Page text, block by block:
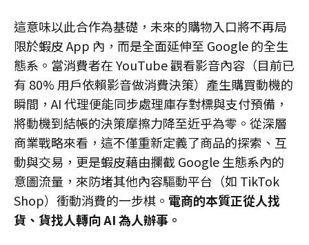
這意味以此合作為基礎，未來的購物入口將不再局
限於蝦皮 App 內，而是全面延伸至 Google 的全生
態系。當消費者在 YouTube 觀看影音內容（目前已
有 80% 用戶依賴影音做消費決策）產生購買動機的
瞬間，AI 代理便能同步處理庫存對標與支付預備，
將動機到結帳的決策摩擦力降至近乎為零。從深層
商業戰略來看，這不僅重新定義了商品的探索、互
動與交易，更是蝦皮藉由攔截 Google 生態系內的
意圖流量，來防堵其他內容驅動平台（如 TikTok
Shop）衝動消費的一步棋。 電商的本質正從人找
貨、貨找人轉向 AI 為人辦事。